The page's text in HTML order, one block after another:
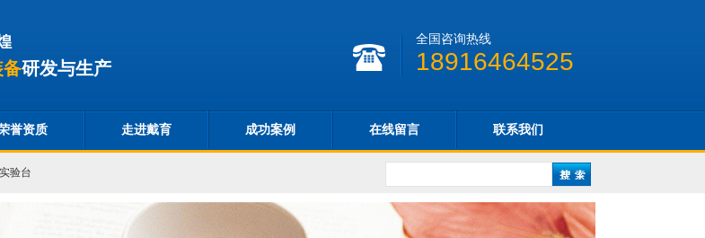
备研发与生产
全国咨询热线
18916464525
誉资质 走进戴育 成功案例 在线留言 联系我们
验台